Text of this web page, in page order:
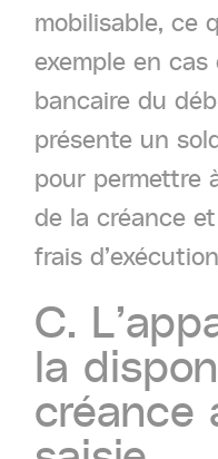
mobilisable, ce
exemple en
bancaire du
présente un
pour permettre
de la créance
frais
C.
la
créance